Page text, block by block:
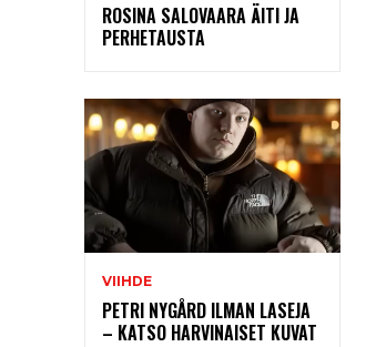
ROSINA SALOVAARA ÄITI JA
PERHETAUSTA
VIIHDE
PETRI NYGÅRD ILMAN LASEJA
– KATSO HARVINAISET KUVAT